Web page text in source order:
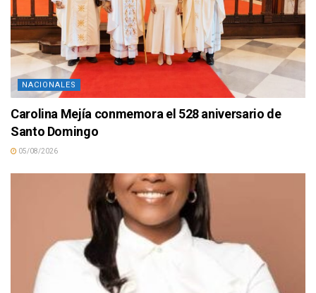
NACIONALES
Carolina Mejía conmemora el 528 aniversario de
Santo Domingo
05/08/2026